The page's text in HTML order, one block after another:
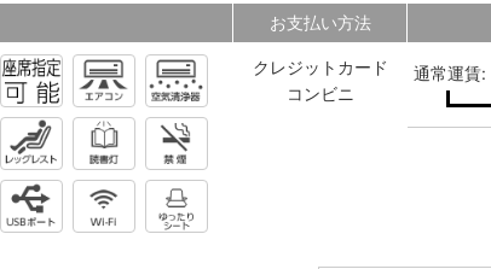
お支払い方法
クレジットカード
コンビニ
通常運賃: